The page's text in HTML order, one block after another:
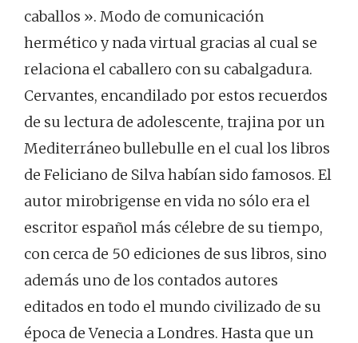
caballos ». Modo de comunicación
hermético y nada virtual gracias al cual se
relaciona el caballero con su cabalgadura.
Cervantes, encandilado por estos recuerdos
de su lectura de adolescente, trajina por un
Mediterráneo bullebulle en el cual los libros
de Feliciano de Silva habían sido famosos. El
autor mirobrigense en vida no sólo era el
escritor español más célebre de su tiempo,
con cerca de 50 ediciones de sus libros, sino
además uno de los contados autores
editados en todo el mundo civilizado de su
época de Venecia a Londres. Hasta que un